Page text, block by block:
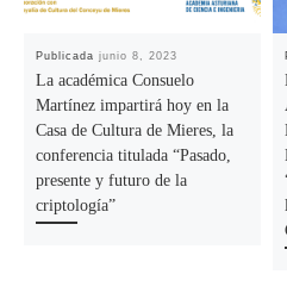
Publicadajunio 8, 2023
La académica Consuelo
Martínez impartirá hoy en la
Casa de Cultura de Mieres, la
conferencia titulada “Pasado,
presente y futuro de la
criptología”